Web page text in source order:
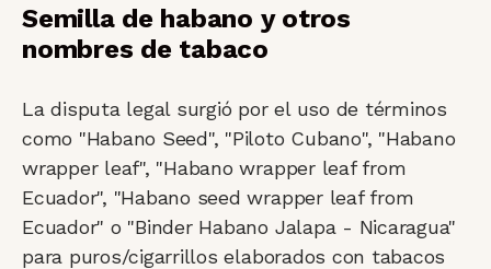
Semilla de habano y otros
nombres de tabaco
La disputa legal surgió por el uso de términos
como "Habano Seed", "Piloto Cubano", "Habano
wrapper leaf", "Habano wrapper leaf from
Ecuador", "Habano seed wrapper leaf from
Ecuador" o "Binder Habano Jalapa - Nicaragua"
para puros/cigarrillos elaborados con tabacos